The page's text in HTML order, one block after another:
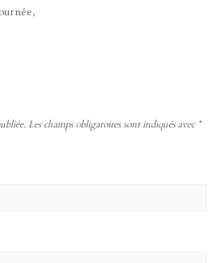
Les champs obligatoires sont indiqués avec *